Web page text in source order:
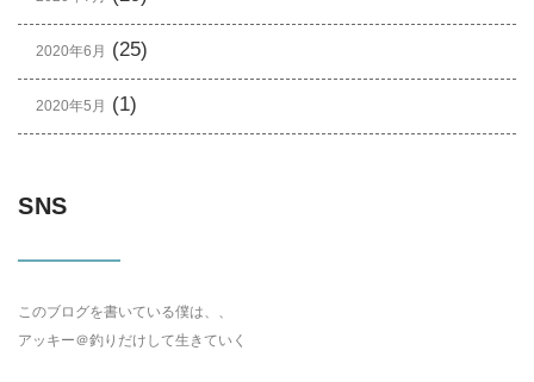
2020年6月 (25)
2020年5月 (1)
SNS
このブログを書いている僕は、、
アッキー＠釣りだけして生きていく